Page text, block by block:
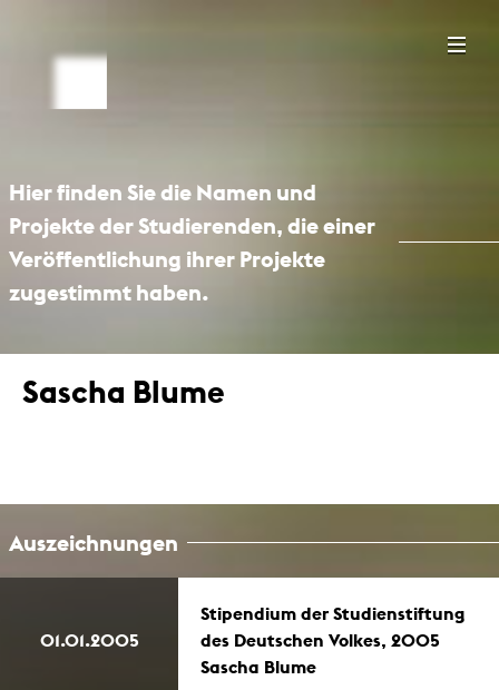
Hier finden Sie die Namen und
Projekte der Studierenden, die einer
Veröffentlichung ihrer Projekte
zugestimmt haben.
Sascha Blume
Auszeichnungen
01.01.2005
Stipendium der Studienstiftung
des Deutschen Volkes, 2005
Sascha Blume